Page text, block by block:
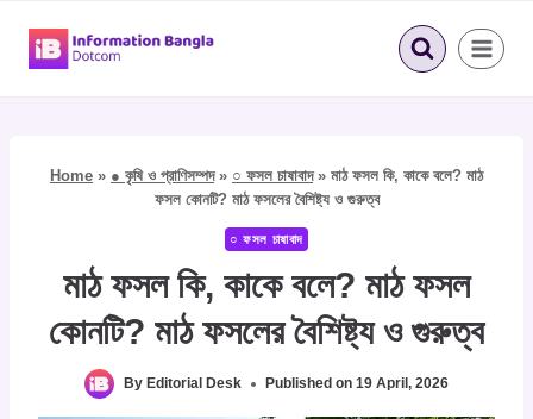
Home » ● কৃষি ও প্রাণিসম্পদ» ○ ফসল চাষাবাদ» মাঠ ফসল কি, কাকে বলে? মাঠ
ফসল কোনটি? মাঠ ফসলের বৈশিষ্ট্য ও গুরুত্ব
○ ফসল চাষাবাদ
মাঠ ফসল কি, কাকে বলে? মাঠ ফসল
কোনটি? মাঠ ফসলের বৈশিষ্ট্য ও গুরুত্ব
By Editorial Desk Published on 19 April, 2026